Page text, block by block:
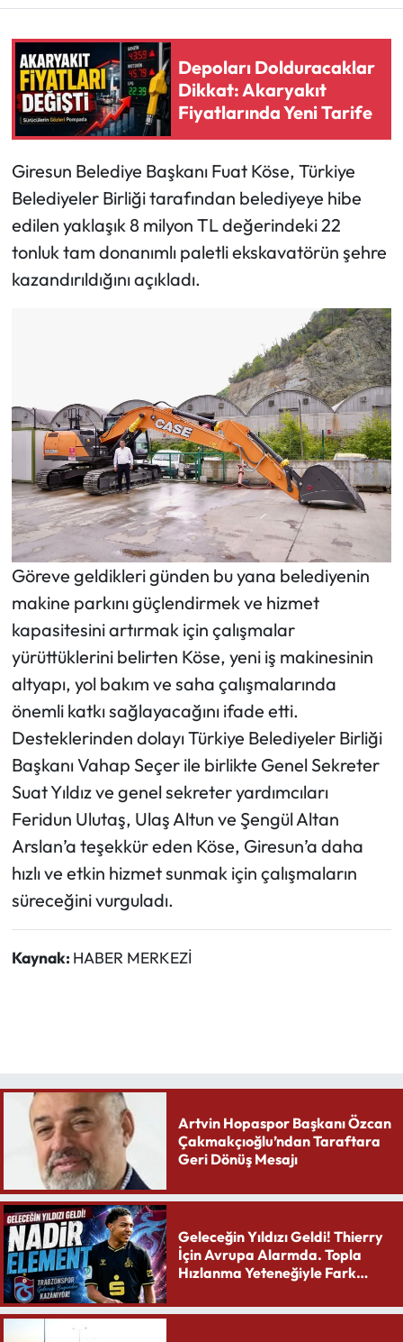
Depoları Dolduracaklar
Dikkat: Akaryakıt
Fiyatlarında Yeni Tarife
Giresun Belediye Başkanı Fuat Köse, Türkiye
Belediyeler Birliği tarafından belediyeye hibe
edilen yaklaşık 8 milyon TL değerindeki 22
tonluk tam donanımlı paletli ekskavatörün şehre
kazandırıldığını açıkladı.
Göreve geldikleri günden bu yana belediyenin
makine parkını güçlendirmek ve hizmet
kapasitesini artırmak için çalışmalar
yürüttüklerini belirten Köse, yeni iş makinesinin
altyapı, yol bakım ve saha çalışmalarında
önemli katkı sağlayacağını ifade etti.
Desteklerinden dolayı Türkiye Belediyeler Birliği
Başkanı Vahap Seçer ile birlikte Genel Sekreter
Suat Yıldız ve genel sekreter yardımcıları
Feridun Ulutaş, Ulaş Altun ve Şengül Altan
Arslan’a teşekkür eden Köse, Giresun’a daha
hızlı ve etkin hizmet sunmak için çalışmaların
süreceğini vurguladı.
Kaynak: HABER MERKEZİ
Artvin Hopaspor Başkanı Özcan
Çakmakçıoğlu’ndan Taraftara
Geri Dönüş Mesajı
Geleceğin Yıldızı Geldi! Thierry
İçin Avrupa Alarmda. Topla
Hızlanma Yeteneğiyle Fark
ASTROLOJİ
Spor Yazıları
Mektup Galeri
Ekonomi
Sağlık
Turizm